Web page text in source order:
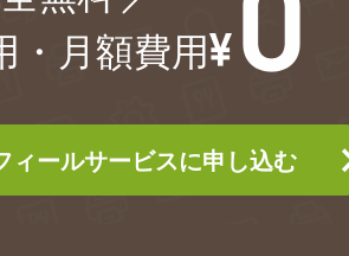
・月額費用
ィールサービスに申し込む